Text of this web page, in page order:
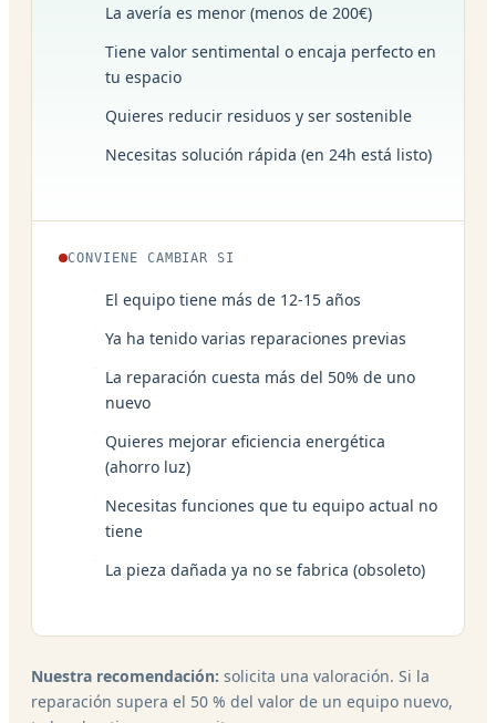
La avería es menor (menos de 200€)
Tiene valor sentimental o encaja perfecto en
tu espacio
Quieres reducir residuos y ser sostenible
Necesitas solución rápida (en 24h está listo)
CONVIENE CAMBIAR SI
El equipo tiene más de 12-15 años
Ya ha tenido varias reparaciones previas
La reparación cuesta más del 50% de uno
nuevo
Quieres mejorar eficiencia energética
(ahorro luz)
Necesitas funciones que tu equipo actual no
tiene
La pieza dañada ya no se fabrica (obsoleto)
Nuestra recomendación: solicita una valoración. Si la
reparación supera el 50 % del valor de un equipo nuevo,